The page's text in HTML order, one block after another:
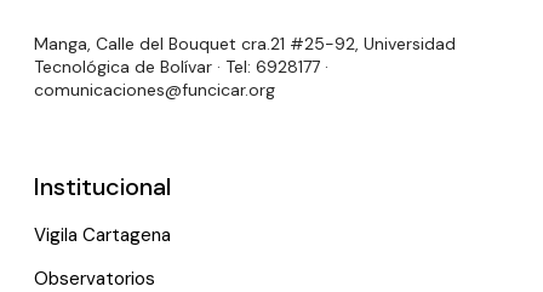
Manga, Calle del Bouquet cra.21 #25-92, Universidad
Tecnológica de Bolívar · Tel: 6928177 ·
comunicaciones@funcicar.org
Institucional
Vigila Cartagena
Observatorios